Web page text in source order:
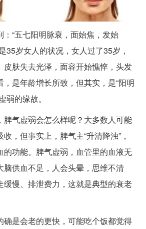
：“五七阳明脉衰，面始焦，发始
35岁女人的状况，女人过了35岁，
皮肤失去光泽，面容开始憔悴，头发
是年龄增长所致，但其实，是“阳明
弱的缘故。
脾气虚弱会怎么样呢？大多数人可能
，但事实上，脾气主“升清降浊”，
的功能。脾气虚弱，血管里的血液无
脑供血不足，人会头晕，思维不清
缓慢、排泄费力，这就是典型的衰老
确是会老的更快，可能吃个饭都觉得